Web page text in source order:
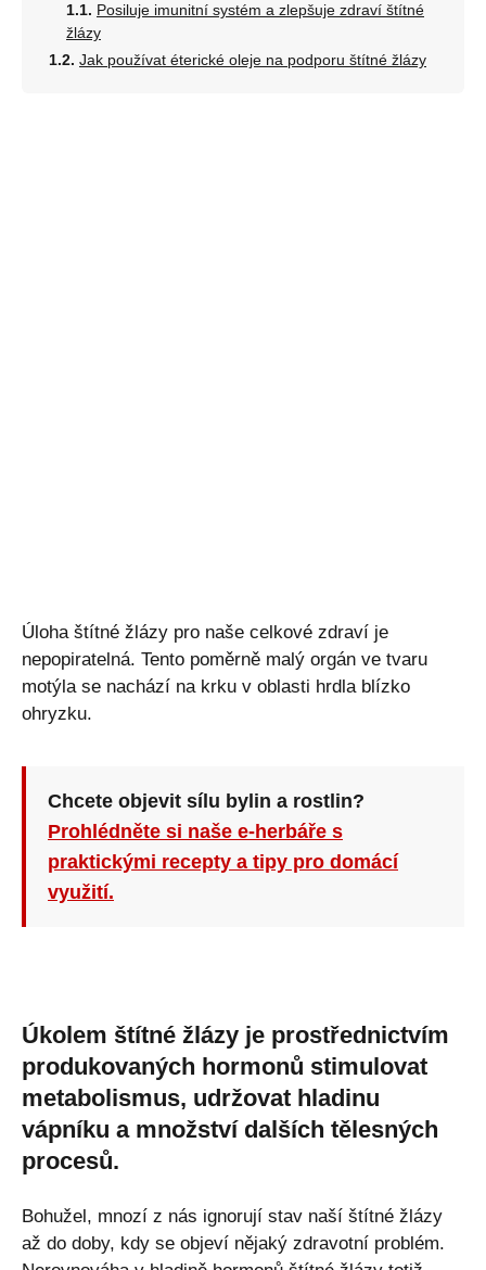
Posiluje imunitní systém a zlepšuje zdraví štítné
žlázy
Jak používat éterické oleje na podporu štítné žlázy
Úloha štítné žlázy pro naše celkové zdraví je
nepopiratelná. Tento poměrně malý orgán ve tvaru
motýla se nachází na krku v oblasti hrdla blízko
ohryzku.
Chcete objevit sílu bylin a rostlin?
Prohlédněte si naše e-herbáře s
praktickými recepty a tipy pro domácí
využití.
Úkolem štítné žlázy je prostřednictvím
produkovaných hormonů stimulovat
metabolismus, udržovat hladinu
vápníku a množství dalších tělesných
procesů.
Bohužel, mnozí z nás ignorují stav naší štítné žlázy
až do doby, kdy se objeví nějaký zdravotní problém.